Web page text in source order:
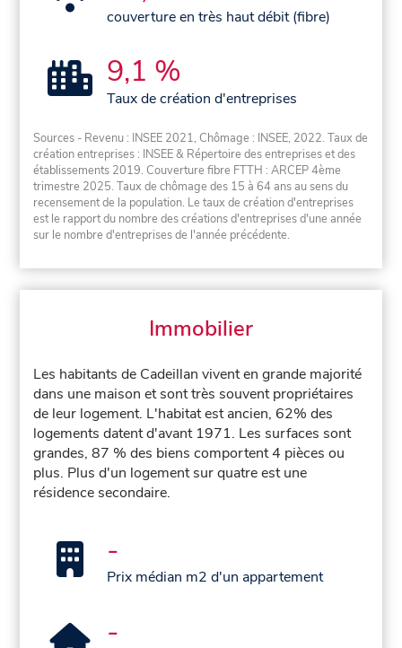
couverture en très haut débit (fibre)
9,1 %
Taux de création d'entreprises
Sources - Revenu : INSEE 2021, Chômage : INSEE, 2022. Taux de
création entreprises : INSEE & Répertoire des entreprises et des
établissements 2019. Couverture fibre FTTH : ARCEP 4ème
trimestre 2025. Taux de chômage des 15 à 64 ans au sens du
recensement de la population. Le taux de création d'entreprises
est le rapport du nombre des créations d'entreprises d'une année
sur le nombre d'entreprises de l'année précédente.
Immobilier
Les habitants de Cadeillan vivent en grande majorité
dans une maison et sont très souvent propriétaires
de leur logement. L'habitat est ancien, 62% des
logements datent d'avant 1971. Les surfaces sont
grandes, 87 % des biens comportent 4 pièces ou
plus. Plus d'un logement sur quatre est une
résidence secondaire.
-
Prix médian m2 d'un appartement
-